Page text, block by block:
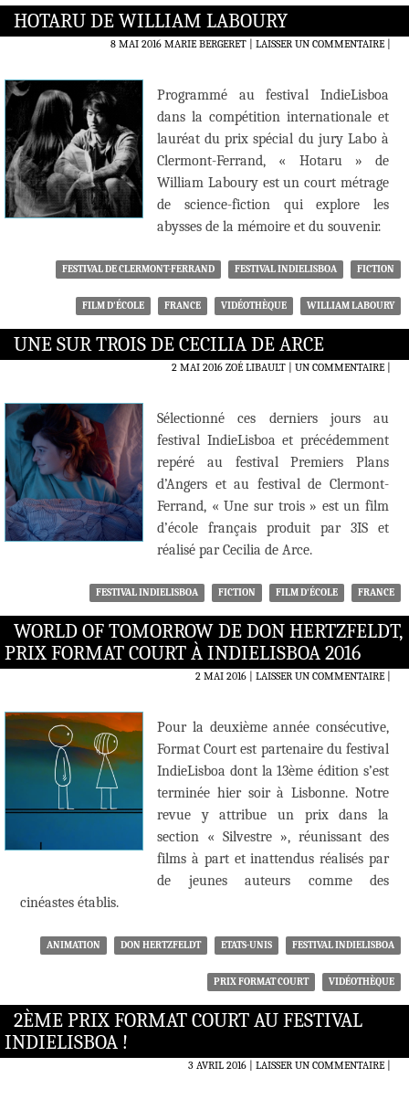
HOTARU DE WILLIAM LABOURY
8 MAI 2016 MARIE BERGERET LAISSER UN COMMENTAIRE|
Programmé au festival IndieLisboa
dans la compétition internationale et
lauréat du prix spécial du jury Labo à
Clermont-Ferrand, « Hotaru » de
William Laboury est un court métrage
de science-fiction qui explore les
abysses de la mémoire et du souvenir.
FESTIVAL DE CLERMONT-FERRAND FESTIVAL INDIELISBOA FICTION
FILM D'ÉCOLE FRANCE VIDÉOTHÈQUE WILLIAM LABOURY
UNE SUR TROIS DE CECILIA DE ARCE
2 MAI 2016 ZOÉ LIBAULT UN COMMENTAIRE|
Sélectionné ces derniers jours au
festival IndieLisboa et précédemment
repéré au festival Premiers Plans
d’Angers et au festival de Clermont-
Ferrand, « Une sur trois » est un film
d’école français produit par 3IS et
réalisé par Cecilia de Arce.
FESTIVAL INDIELISBOA FICTION FILM D'ÉCOLE FRANCE
WORLD OF TOMORROW DE DON HERTZFELDT,
PRIX FORMAT COURT À INDIELISBOA 2016
2 MAI 2016 LAISSER UN COMMENTAIRE|
Pour la deuxième année consécutive,
Format Court est partenaire du festival
IndieLisboa dont la 13ème édition s’est
terminée hier soir à Lisbonne. Notre
revue y attribue un prix dans la
section « Silvestre », réunissant des
films à part et inattendus réalisés par
de jeunes auteurs comme des
cinéastes établis.
ANIMATION DON HERTZFELDT ETATS-UNIS FESTIVAL INDIELISBOA
PRIX FORMAT COURT VIDÉOTHÈQUE
2ÈME PRIX FORMAT COURT AU FESTIVAL
INDIELISBOA !
3 AVRIL 2016 LAISSER UN COMMENTAIRE|